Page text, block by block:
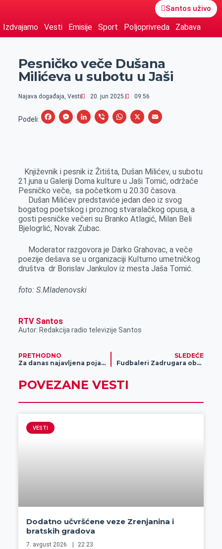
Santos uživo
Izdvajamo Vesti Emisije Sport Poljoprivreda Zabava
Pesničko veče Dušana
Milićeva u subotu u Jaši
Najava događaja, Vesti 20. jun 2025. 09:56
Podeli:
F
b
o
o
k
M
e
n
g
e
r
L
e
d
I
n
V
r
W
s
A
p
p
X
E
l
Književnik i pesnik iz Žitišta, Dušan Milićev, u subotu
21.juna u Galeriji Doma kulture u Jaši Tomić, održaće
Pesničko veče, sa početkom u 20.30 časova.
Dušan Milićev predstaviće jedan deo iz svog
bogatog poetskog i proznog stvaralačkog opusa, a
gosti pesničke večeri su Branko Atlagić, Milan Beli
Bjelogrlić, Novak Zubac.
Moderator razgovora je Darko Grahovac, a veče
poezije dešava se u organizaciji Kulturno umetničkog
društva dr Borislav Jankulov iz mesta Jaša Tomić.
foto: S.Mladenovski
RTV Santos
Autor: Redakcija radio televizije Santos
PRETHODNO
Za danas najavljena pojačana kontrola saobraćaja
SLEDEĆE
Fudbaleri Zadrugara obezbedili plasman u Vojvođansku ligu
POVEZANE VESTI
VESTI
Dodatno učvršćene veze Zrenjanina i
bratskih gradova
7. avgust 2026. 22:23